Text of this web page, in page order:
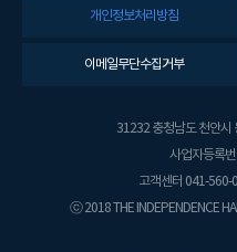
개인정보처리방침
이메일무단수집거부
31232 충청남도 천안시
사업자등록
고객센터 041-560-
ⓒ 2018 THE INDEPENDENCE